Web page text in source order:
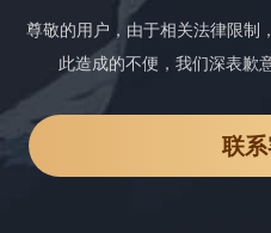
尊敬的用户，由于相关法律限制
此造成的不便，我们深表歉
联